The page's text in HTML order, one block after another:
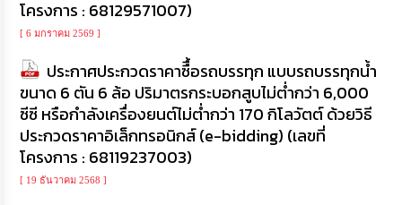
ความ
รู้
ข้อมูล
การ
ติดต่อ
โครงการ : 68129571007)
[ 6 มกราคม 2569 ]
ประกาศประกวดราคาซืื้อรถบรรทุก แบบรถบรรทุกน้ำ
ขนาด 6 ตัน 6 ล้อ ปริมาตรกระบอกสูบไม่ต่ำกว่า 6,000
ซีซี หรือกำลังเครื่องยนต์ไม่ต่ำกว่า 170 กิโลวัตต์ ด้วยวิธี
ประกวดราคาอิเล็กทรอนิกส์ (e-bidding) (เลขที่
โครงการ : 68119237003)
[ 19 ธันวาคม 2568 ]